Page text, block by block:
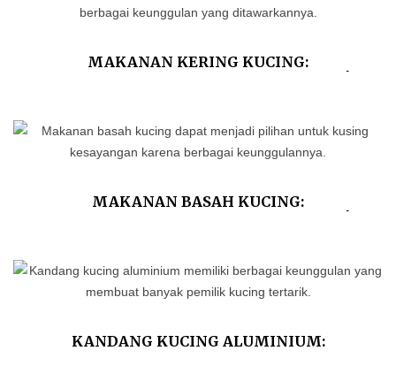
MAKANAN KERING KUCING:
MAKANAN BASAH KUCING:
KANDANG KUCING ALUMINIUM: